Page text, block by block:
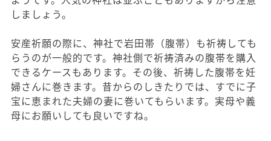
しましょう。
安産祈願の際に、神社で岩田帯（腹帯）も祈祷しても
らうのが一般的です。神社側で祈祷済みの腹帯を購入
できるケースもあります。その後、祈祷した腹帯を妊
婦さんに巻きます。昔からのしきたりでは、すでに子
宝に恵まれた夫婦の妻に巻いてもらいます。実母や義
母にお願いしても良いですね。